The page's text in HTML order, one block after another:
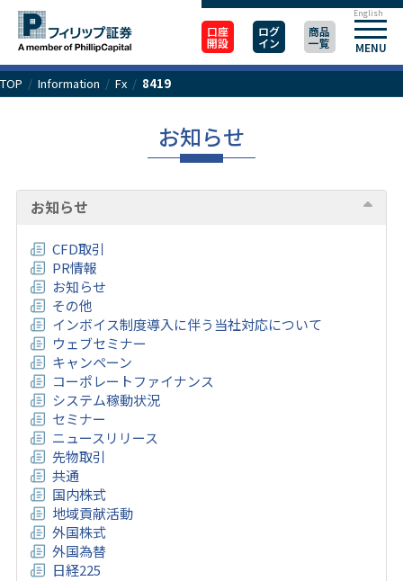
口座
開設
ログ
イン
商品
一覧 MENU
English
TOP / Information / Fx / 8419
お知らせ
お知らせ
CFD取引
PR情報
お知らせ
その他
インボイス制度導入に伴う当社対応について
ウェブセミナー
キャンペーン
コーポレートファイナンス
システム稼動状況
セミナー
ニュースリリース
先物取引
共通
国内株式
地域貢献活動
外国株式
外国為替
日経225